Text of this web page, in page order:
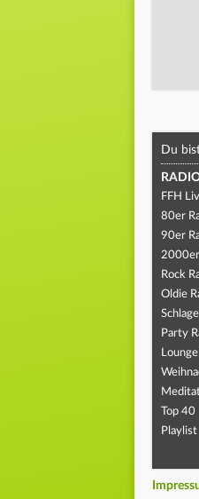
Du
FFH
80er
90er
2000er
Rock
Oldie
Party
Top 40
Playlist